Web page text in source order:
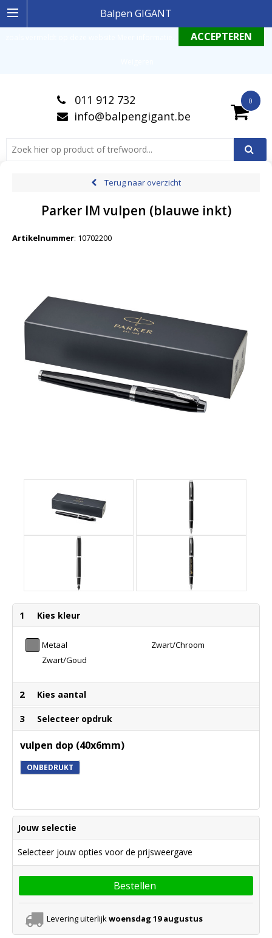
Balpen GIGANT
0
011 912 732
info@balpengigant.be
Terug naar overzicht
Parker IM vulpen (blauwe inkt)
Artikelnummer: 10702200
1 Kies kleur
Metaal
Zwart/Chroom
Zwart/Goud
2 Kies aantal
3 Selecteer opdruk
vulpen dop (40x6mm)
ONBEDRUKT
Jouw selectie
Selecteer jouw opties voor de prijsweergave
Bestellen
Levering uiterlijkwoensdag 19 augustus
Ingelogde gebruiker stemt in met de geldende omgang productinformatie